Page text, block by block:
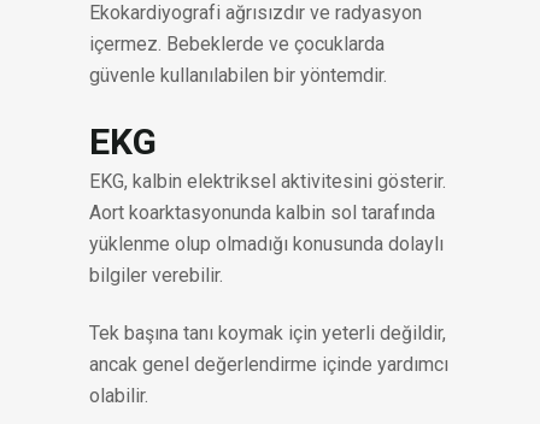
Ekokardiyografi ağrısızdır ve radyasyon
içermez. Bebeklerde ve çocuklarda
güvenle kullanılabilen bir yöntemdir.
EKG
EKG, kalbin elektriksel aktivitesini gösterir.
Aort koarktasyonunda kalbin sol tarafında
yüklenme olup olmadığı konusunda dolaylı
bilgiler verebilir.
Tek başına tanı koymak için yeterli değildir,
ancak genel değerlendirme içinde yardımcı
olabilir.